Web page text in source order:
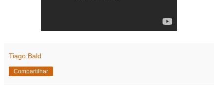
Tiago Bald
Compartilhar